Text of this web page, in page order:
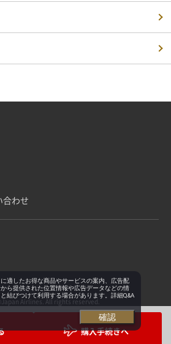
購入手続きへ
合わせ
Airlines. All rights reserved.
適したお得な商品やサービスの案内、広告配
ら提供された位置情報や広告データなどの情
結びつけて利用する場合があります。詳細Q&A
確認